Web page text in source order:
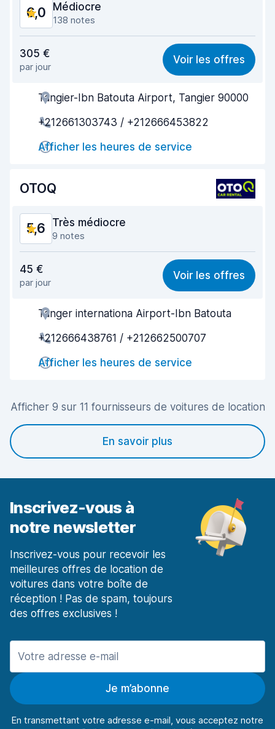
6,0 Médiocre
138 notes
6,3
Recherche facile 5,5
Agent serviable 6,3
Prise en charge rapide
Restitution rapide
6,2
305 €
par jour
Voir les offres
Tangier-Ibn Batouta Airport, Tangier 90000
+212661303743 / +212666453822
Afficher les heures de service
OTOQ
5,6 Très médiocre
9 notes
5,4
Recherche facile 6,0
Agent serviable
Prise en charge rapide
Restitution rapide
État du véhicule 5,4
45 €
par jour
Voir les offres
Tanger internationa Airport-Ibn Batouta
+212666438761 / +212662500707
Afficher les heures de service
Afficher 9 sur 11 fournisseurs de voitures de location
En savoir plus
Inscrivez-vous à
notre newsletter
Inscrivez-vous pour recevoir les
meilleures offres de location de
voitures dans votre boîte de
réception ! Pas de spam, toujours
des offres exclusives !
Je m’abonne
En transmettant votre adresse e-mail, vous acceptez notre